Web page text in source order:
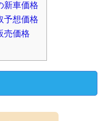
新車価格
予想価格
売価格